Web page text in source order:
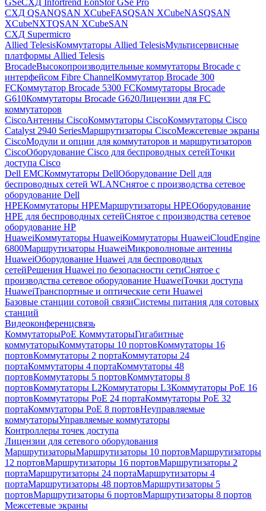
СХД QSANQSAN XCubeFASQSAN XCubeNASQSAN
XCubeNXTQSAN XCubeSAN
СХД Supermicro
Allied TelesisКоммутаторы Allied TelesisМультисервисные
платформы Allied Telesis
BrocadeВысокопроизводительные коммутаторы Brocade с
интерфейсом Fibre ChannelКоммутатор Brocade 300
FCКоммутатор Brocade 5300 FCКоммутаторы Brocade
G610Коммутаторы Brocade G620Лицензии для FC
коммутаторов
CiscoАнтенны CiscoКоммутаторы CiscoКоммутаторы Cisco
Catalyst 2940 SeriesМаршрутизаторы CiscoМежсетевые экраны
CiscoМодули и опции для коммутаторов и маршрутизаторов
CiscoОборудование Cisco для беспроводных сетейТочки
доступа Cisco
Dell EMCКоммутаторы DellОборудование Dell для
беспроводных сетей WLANСнятое с производства сетевое
оборудование Dell
HPEКоммутаторы HPEМаршрутизаторы HPEОборудование
HPE для беспроводных сетейСнятое с производства сетевое
оборудование HP
HuaweiКоммутаторы HuaweiКоммутаторы HuaweiCloudEngine
6800Маршрутизаторы HuaweiМикроволновые антенны
HuaweiОборудование Huawei для беспроводных
сетейРешения Huawei по безопасности сетиСнятое с
производства сетевое оборудование HuaweiТочки доступа
HuaweiТранспортные и оптические сети Huawei
Базовые станции сотовой связиСистемы питания для сотовых
станций
Видеоконференцсвязь
КоммутаторыPoE КоммутаторыГигабитные
коммутаторыКоммутаторы 10 портовКоммутаторы 16
портовКоммутаторы 2 портаКоммутаторы 24
портаКоммутаторы 4 портаКоммутаторы 48
портовКоммутаторы 5 портовКоммутаторы 8
портовКоммутаторы L2Коммутаторы L3Коммутаторы PoE 16
портовКоммутаторы PoE 24 портаКоммутаторы PoE 32
портаКоммутаторы PoE 8 портовНеуправляемые
коммутаторыУправляемые коммутаторы
Контроллеры точек доступа
Лицензии для сетевого оборудования
МаршрутизаторыМаршрутизаторы 10 портовМаршрутизаторы
12 портовМаршрутизаторы 16 портовМаршрутизаторы 2
портаМаршрутизаторы 24 портаМаршрутизаторы 4
портаМаршрутизаторы 48 портовМаршрутизаторы 5
портовМаршрутизаторы 6 портовМаршрутизаторы 8 портов
Межсетевые экраны